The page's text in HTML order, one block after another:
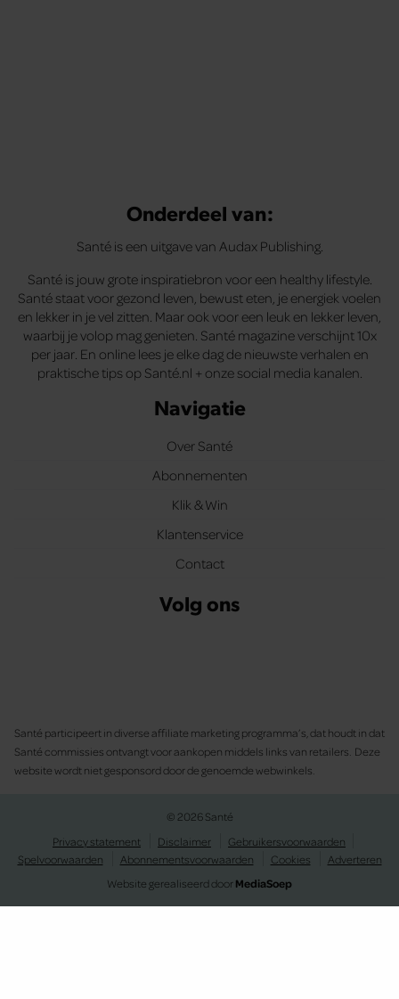
Onderdeel van:
Santé is een uitgave van Audax Publishing.
Santé is jouw grote inspiratiebron voor een healthy lifestyle.
Santé staat voor gezond leven, bewust eten, je energiek voelen
en lekker in je vel zitten. Maar ook voor een leuk en lekker leven,
waarbij je volop mag genieten. Santé magazine verschijnt 10x
per jaar. En online lees je elke dag de nieuwste verhalen en
praktische tips op Santé.nl + onze social media kanalen.
Navigatie
Over Santé
Abonnementen
Klik & Win
Klantenservice
Contact
Volg ons
Santé participeert in diverse affiliate marketing programma’s, dat houdt in dat
Santé commissies ontvangt voor aankopen middels links van retailers. Deze
website wordt niet gesponsord door de genoemde webwinkels.
© 2026 Santé
Privacy statement
Disclaimer
Gebruikersvoorwaarden
Spelvoorwaarden
Abonnementsvoorwaarden Cookies
Adverteren
Website gerealiseerd doorMediaSoep